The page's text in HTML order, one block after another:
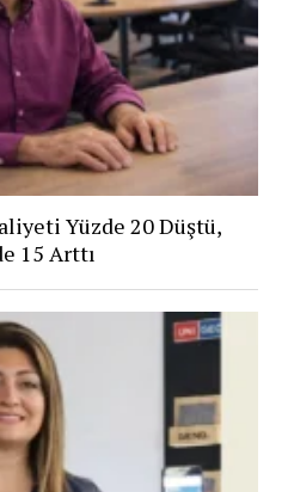
Yüzde 20 Düştü,
15 Arttı